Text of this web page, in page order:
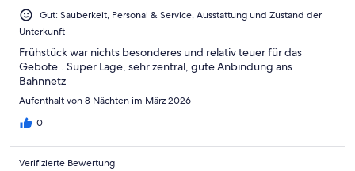
Ungenügend
Gut: Sauberkeit, Personal & Service, Ausstattung und Zustand der
Unterkunft
Frühstück war nichts besonderes und relativ teuer für das
Gebote.. Super Lage, sehr zentral, gute Anbindung ans
Bahnnetz
Aufenthalt von 8 Nächten im März 2026
0
Verifizierte Bewertung